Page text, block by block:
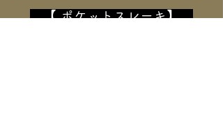
【 ポケットスレーキ】